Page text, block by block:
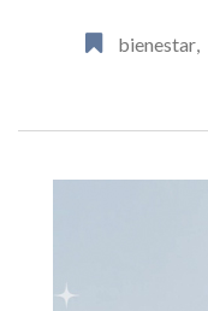
bienestar